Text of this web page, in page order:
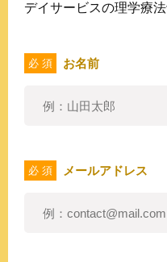
デイサービスの理学療
必 須 お名前
必 須 メールアドレス